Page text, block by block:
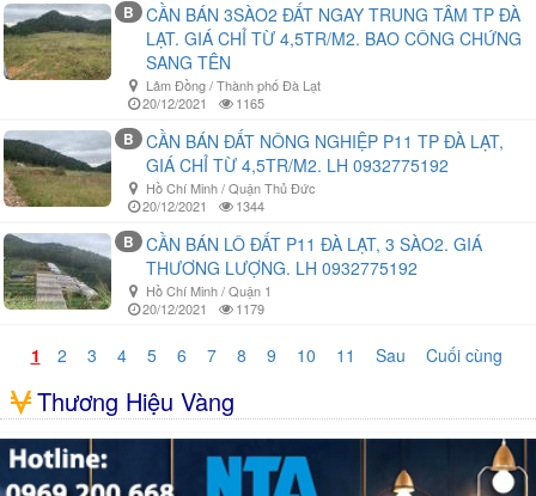
B
CẦN BÁN 3SÀO2 ĐẤT NGAY TRUNG TÂM TP ĐÀ
LẠT. GIÁ CHỈ TỪ 4,5TR/M2. BAO CÔNG CHỨNG
SANG TÊN
Lâm Đồng / Thành phố Đà Lạt
20/12/2021
1165
B
CẦN BÁN ĐẤT NÔNG NGHIỆP P11 TP ĐÀ LẠT,
GIÁ CHỈ TỪ 4,5TR/M2. LH 0932775192
Hồ Chí Minh / Quận Thủ Đức
20/12/2021
1344
B
CẦN BÁN LÔ ĐẤT P11 ĐÀ LẠT, 3 SÀO2. GIÁ
THƯƠNG LƯỢNG. LH 0932775192
Hồ Chí Minh / Quận 1
20/12/2021
1179
1 2 3 4 5 6 7 8 9 10 11 Sau Cuối cùng
Thương Hiệu Vàng